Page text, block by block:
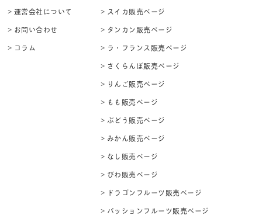
> 運営会社について
> お問い合わせ
> コラム
> スイカ販売ページ
> タンカン販売ページ
> ラ・フランス販売ページ
> さくらんぼ販売ページ
> りんご販売ページ
> もも販売ページ
> ぶどう販売ページ
> みかん販売ページ
> なし販売ページ
> びわ販売ページ
> ドラゴンフルーツ販売ページ
> パッションフルーツ販売ページ